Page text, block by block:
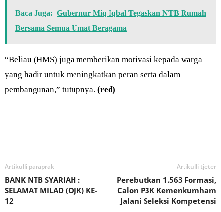
Baca Juga: Gubernur Miq Iqbal Tegaskan NTB Rumah
Bersama Semua Umat Beragama
“Beliau (HMS) juga memberikan motivasi kepada warga
yang hadir untuk meningkatkan peran serta dalam
pembangunan,” tutupnya. (red)
Artikulli paraprak
BANK NTB SYARIAH :
SELAMAT MILAD (OJK) KE-
12
Artikulli tjetër
Perebutkan 1.563 Formasi,
Calon P3K Kemenkumham
Jalani Seleksi Kompetensi